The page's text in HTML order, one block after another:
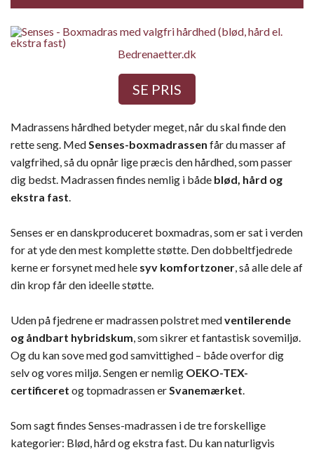
Bedrenaetter.dk
SE PRIS
Madrassens hårdhed betyder meget, når du skal finde den
rette seng. Med Senses-boxmadrassen får du masser af
valgfrihed, så du opnår lige præcis den hårdhed, som passer
dig bedst. Madrassen findes nemlig i både blød, hård og
ekstra fast
Senses er en danskproduceret boxmadras, som er sat i verden
for at yde den mest komplette støtte. Den dobbeltfjedrede
kerne er forsynet med hele syv komfortzoner , så alle dele af
din krop får den ideelle støtte.
Uden på fjedrene er madrassen polstret medventilerende
og åndbart hybridskum , som sikrer et fantastisk sovemiljø.
Og du kan sove med god samvittighed – både overfor dig
selv og vores miljø. Sengen er nemlig OEKO-TEX-
certificeret og topmadrassen er Svanemærket
Som sagt findes Senses-madrassen i de tre forskellige
kategorier: Blød, hård og ekstra fast. Du kan naturligvis